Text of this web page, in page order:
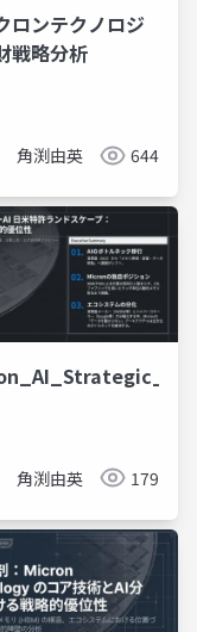
ロンテクノロジ
戦略分析
角渕由英 644
角渕由英 179